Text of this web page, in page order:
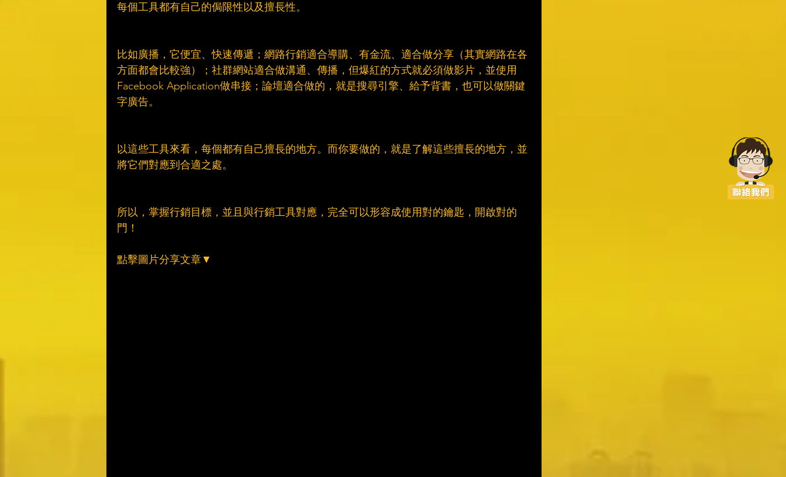
每個工具都有自己的侷限性以及擅長性。
比如廣播，它便宜、快速傳遞；網路行銷適合導購、有金流、適合做分享（其實網路在各
方面都會比較強）；社群網站適合做溝通、傳播，但爆紅的方式就必須做影片，並使用
Facebook Application做串接；論壇適合做的，就是搜尋引擎、給予背書，也可以做關鍵
字廣告。
以這些工具來看，每個都有自己擅長的地方。而你要做的，就是了解這些擅長的地方，並
將它們對應到合適之處。
所以，掌握行銷目標，並且與行銷工具對應，完全可以形容成使用對的鑰匙，開啟對的
門！
點擊圖片分享文章▼